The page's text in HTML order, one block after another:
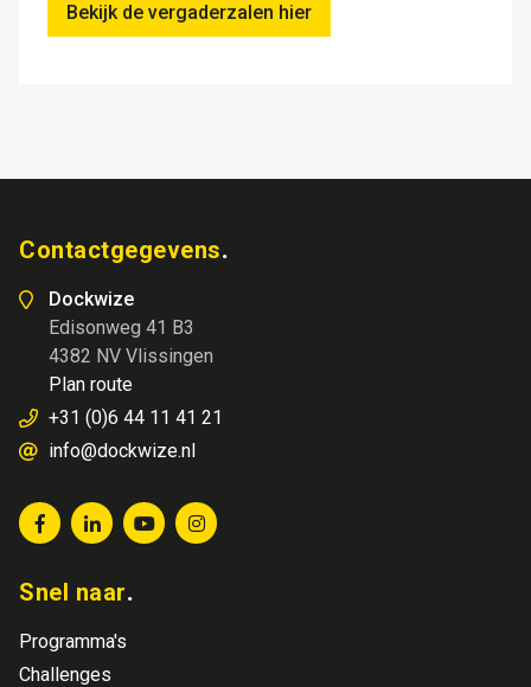
Bekijk de vergaderzalen hier
Contactgegevens
Dockwize
Edisonweg 41 B3
4382 NV Vlissingen
Plan route
+31 (0)6 44 11 41 21
info@dockwize.nl
Snel naar
Programma's
Challenges